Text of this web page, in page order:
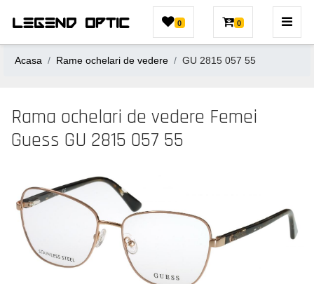
0 0
Acasa Rame ochelari de vedere GU 2815 057 55
Rama ochelari de vedere Femei
Guess GU 2815 057 55